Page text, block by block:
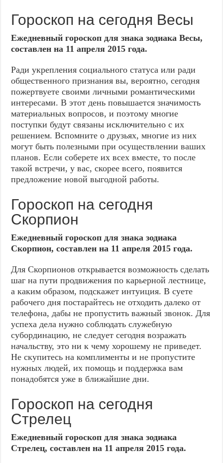
Гороскоп на сегодня Весы
Ежедневный гороскоп для знака зодиака Весы,
составлен на 11 апреля 2015 года.
Ради укрепления социального статуса или ради
общественного признания вы, вероятно, сегодня
пожертвуете своими личными романтическими
интересами. В этот день повышается значимость
материальных вопросов, и поэтому многие
поступки будут связаны исключительно с их
решением. Вспомните о друзьях, многие из них
могут быть полезными при осуществлении ваших
планов. Если соберете их всех вместе, то после
такой встречи, у вас, скорее всего, появится
предложение новой выгодной работы.
Гороскоп на сегодня
Скорпион
Ежедневный гороскоп для знака зодиака
Скорпион, составлен на 11 апреля 2015 года.
Для Скорпионов открывается возможность сделать
шаг на пути продвижения по карьерной лестнице,
а каким образом, подскажет интуиция. В суете
рабочего дня постарайтесь не отходить далеко от
телефона, дабы не пропустить важный звонок. Для
успеха дела нужно соблюдать служебную
субординацию, не следует сегодня возражать
начальству, это ни к чему хорошему не приведет.
Не скупитесь на комплименты и не пропустите
нужных людей, их помощь и поддержка вам
понадобятся уже в ближайшие дни.
Гороскоп на сегодня
Стрелец
Ежедневный гороскоп для знака зодиака
Стрелец, составлен на 11 апреля 2015 года.